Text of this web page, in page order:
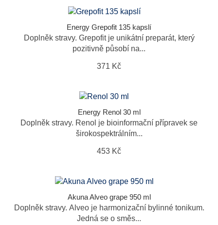
Energy Grepofit 135 kapslí
Doplněk stravy. Grepofit je unikátní preparát, který
pozitivně působí na...
371 Kč
Energy Renol 30 ml
Doplněk stravy. Renol je bioinformační přípravek se
širokospektrálním...
453 Kč
Akuna Alveo grape 950 ml
Doplněk stravy. Alveo je harmonizační bylinné tonikum.
Jedná se o směs...